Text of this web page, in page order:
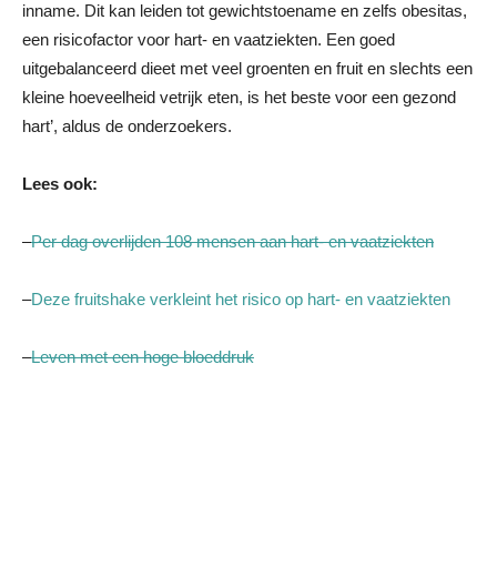
inname. Dit kan leiden tot gewichtstoename en zelfs obesitas,
een risicofactor voor hart- en vaatziekten. Een goed
uitgebalanceerd dieet met veel groenten en fruit en slechts een
kleine hoeveelheid vetrijk eten, is het beste voor een gezond
hart’, aldus de onderzoekers.
Lees ook:
–Per dag overlijden 108 mensen aan hart- en vaatziekten
–Deze fruitshake verkleint het risico op hart- en vaatziekten
–Leven met een hoge bloeddruk